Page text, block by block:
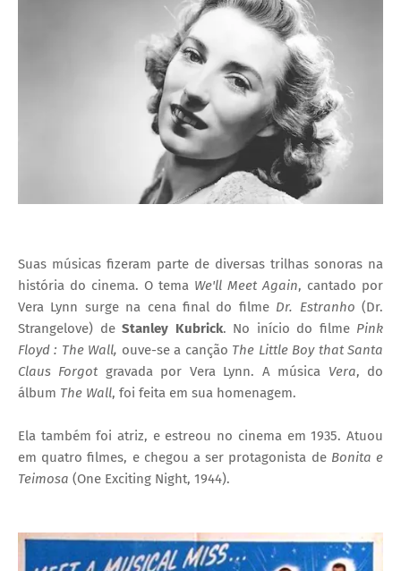
Suas músicas fizeram parte de diversas trilhas sonoras na
história do cinema. O tema We'll Meet Again, cantado por
Vera Lynn surge na cena final do filme Dr. Estranho (Dr.
Strangelove) de Stanley Kubrick. No início do filme Pink
Floyd : The Wall, ouve-se a canção The Little Boy that Santa
Claus Forgot gravada por Vera Lynn. A música Vera, do
álbum The Wall, foi feita em sua homenagem.
Ela também foi atriz, e estreou no cinema em 1935. Atuou
em quatro filmes, e chegou a ser protagonista de Bonita e
Teimosa (One Exciting Night, 1944).